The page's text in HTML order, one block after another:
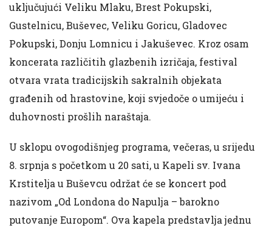
uključujući Veliku Mlaku, Brest Pokupski,
Gustelnicu, Buševec, Veliku Goricu, Gladovec
Pokupski, Donju Lomnicu i Jakuševec. Kroz osam
koncerata različitih glazbenih izričaja, festival
otvara vrata tradicijskih sakralnih objekata
građenih od hrastovine, koji svjedoče o umijeću i
duhovnosti prošlih naraštaja.
U sklopu ovogodišnjeg programa, večeras, u srijedu
8. srpnja s početkom u 20 sati, u Kapeli sv. Ivana
Krstitelja u Buševcu održat će se koncert pod
nazivom „Od Londona do Napulja – barokno
putovanje Europom“. Ova kapela predstavlja jednu